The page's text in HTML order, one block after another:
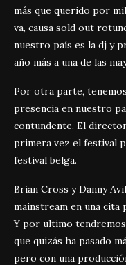
más que querido por
va, causa sold out
nuestro país es la dj y
año más a una de las
Por otra parte,
presencia en nuestro
contundente. El
primera vez el festival
festival belga.
Brian Cross y Danny
mainstream en una
Y por ultimo
que quizás ha pasado
pero con una